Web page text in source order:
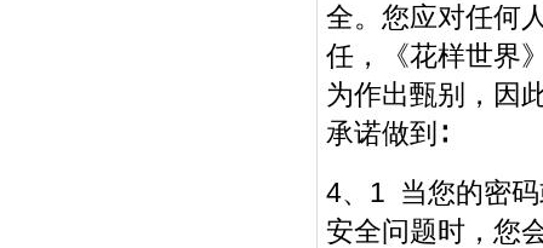
全。您应对任何
任，《花样世界
为作出甄别，因
承诺做到∶
4、1 当您的密
安全问题时，您